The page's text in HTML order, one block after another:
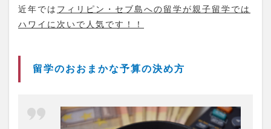
近年では フィリピン・セブ島への留学が親子留学では
ハワイに次いで人気です！！
留学のおおまかな予算の決め方